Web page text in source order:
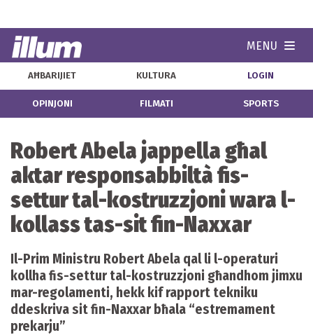
MENU
AĦBARIJIET KULTURA LOGIN
OPINJONI FILMATI SPORTS
Robert Abela jappella għal
aktar responsabbiltà fis-
settur tal-kostruzzjoni wara l-
kollass tas-sit fin-Naxxar
Il-Prim Ministru Robert Abela qal li l-operaturi
kollha fis-settur tal-kostruzzjoni għandhom jimxu
mar-regolamenti, hekk kif rapport tekniku
ddeskriva sit fin-Naxxar bħala “estremament
prekarju”